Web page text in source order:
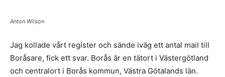
Anton Wilson
Jag kollade vårt register och sände iväg ett antal mail till
Boråsare, fick ett svar. Borås är en tätort i Västergötland
och centralort i Borås kommun, Västra Götalands län.